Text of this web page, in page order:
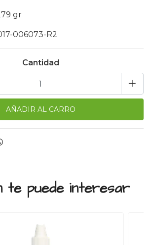
gr
006073-R2
Cantidad
+
te puede interesar